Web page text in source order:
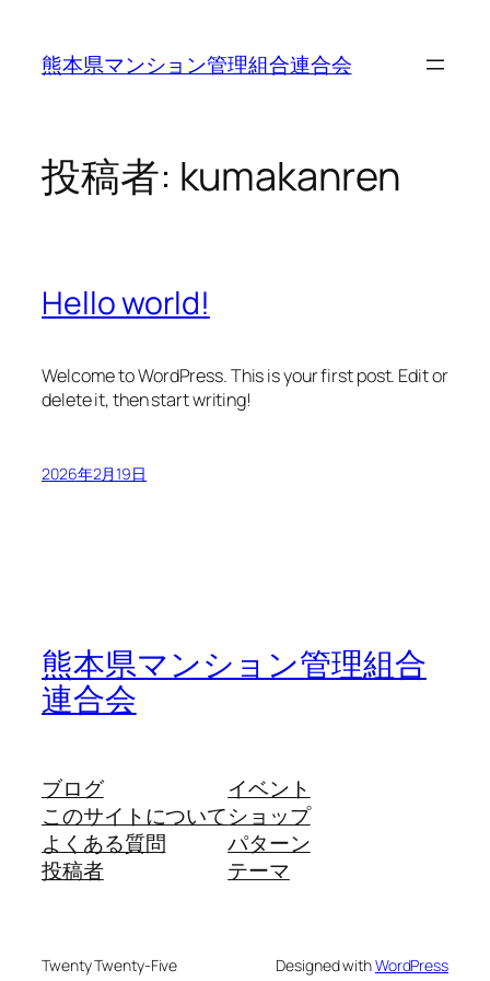
熊本県マンション管理組合連合会
投稿者: kumakanren
Hello world!
Welcome to WordPress. This is your first post. Edit or
delete it, then start writing!
2026年2月19日
熊本県マンション管理組合
連合会
ブログ
このサイトについて
よくある質問
投稿者
イベント
ショップ
パターン
テーマ
Twenty Twenty-Five Designed withWordPress